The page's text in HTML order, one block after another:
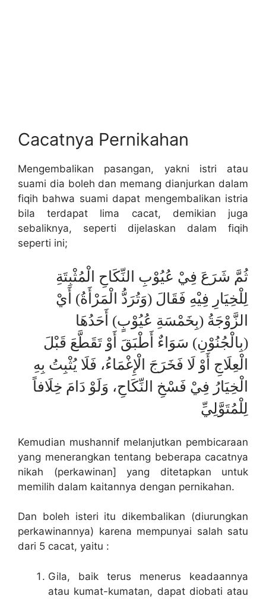
Cacatnya Pernikahan
Mengembalikan pasangan, yakni istri atau
suami dia boleh dan memang dianjurkan dalam
fiqih bahwa suami dapat mengembalikan istria
bila terdapat lima cacat, demikian juga
sebaliknya, seperti dijelaskan dalam fiqih
seperti ini;
ثُمَّ شَرَعَ فِيْ عُيُوْبِ النِّكَاحِ الْمُثْبِتَةِ
لِلْخِيَارِ فِيْهِ فَقَالَ (وَتُرَدُّ الْمَرْأَةُ) أَيْ
الزَّوْجَةُ (بِخَمْسَةِ عُيُوْبٍ) أَحَدُهَا
(بِالْجُنُوْنِ) سَوَاءٌ أَطْبَقَ أَوْ تَقَطَّعَ قَبْلَ
الْعِلَاجِ أَوْ لَا فَخَرَجَ الْإِغْمَاءُ، فَلَا يُثْبِتُ بِهِ
الْخِيَارُ فِيْ فَسْخِ النِّكَاحِ، وَلَوْ دَامَ خِلَافاً
لِلْمُتَوَّلِيِّ
Kemudian mushannif melanjutkan pembicaraan
yang menerangkan tentang beberapa cacatnya
nikah (perkawinan] yang ditetapkan untuk
memilih dalam kaitannya dengan pernikahan.
Dan boleh isteri itu dikembalikan (diurungkan
perkawinannya) karena mempunyai salah satu
dari 5 cacat, yaitu :
Gila, baik terus menerus keadaannya
atau kumat-kumatan, dapat diobati atau